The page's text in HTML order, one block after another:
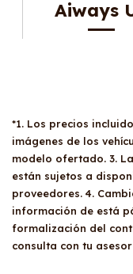
Aiways
*1. Los precios
imágenes de los
modelo ofertado. 3.
están sujetos a
proveedores. 4.
información de está
formalización del
consulta con tu